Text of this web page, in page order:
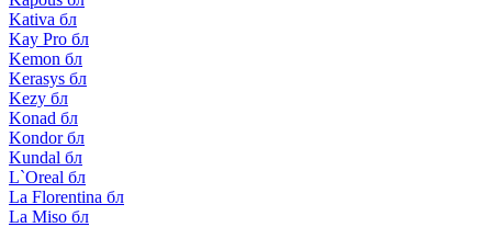
Kativa бл
Kay Pro бл
Kemon бл
Kerasys бл
Kezy бл
Konad бл
Kondor бл
Kundal бл
L`Oreal бл
La Florentina бл
La Miso бл